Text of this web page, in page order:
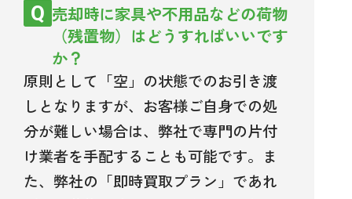
売却時に家具や不用品などの荷物
（残置物）はどうすればいいです
か？
原則として「空」の状態でのお引き渡
しとなりますが、お客様ご自身での処
分が難しい場合は、弊社で専門の片付
け業者を手配することも可能です。ま
た、弊社の「即時買取プラン」であれ